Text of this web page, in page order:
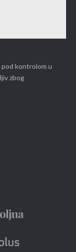
kontrolom u
zbog